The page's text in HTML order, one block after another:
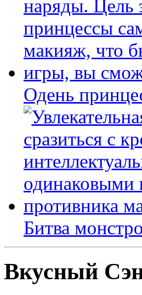
Одень
Битва
Вкусный